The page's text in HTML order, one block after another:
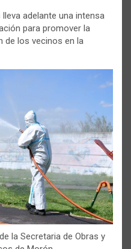
adelante una intensa
para promover la
de los vecinos en la
la Secretaria de Obras y